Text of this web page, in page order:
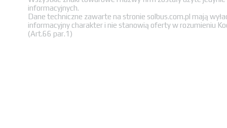
informacyjnych.
Dane techniczne zawarte na stronie solbus.com.pl mają
informacyjny charakter i nie stanowią oferty w rozumieniu
(Art.66 par.1)